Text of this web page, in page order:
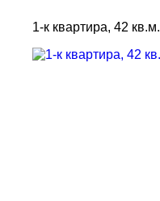
1-к квартира, 42 кв.м.